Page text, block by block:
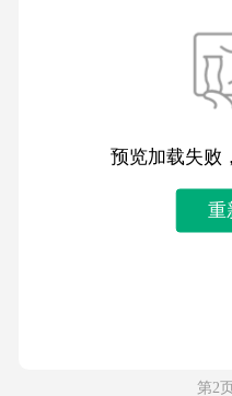
预览加载失败
重
第2